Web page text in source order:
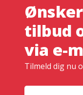
tilbud
via e-
Tilmeld dig nu